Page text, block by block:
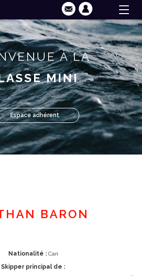
À LA
MINI
Espace adhérent
BARON
Nationalité :Can
Skipper principal de :